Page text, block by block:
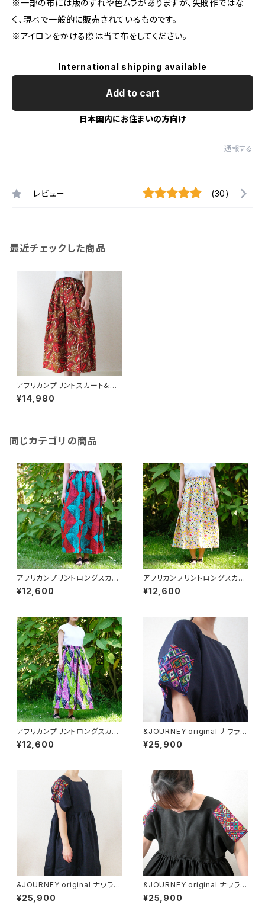
※一部の布には版のずれや色ムラがありますが、失敗作ではな
く、現地で一般的に販売されているものです。
※アイロンをかける際は当て布をしてください。
International shipping available
Add to cart
日本国内にお住まいの方向け
通報する
レビュー (30)
最近チェックした商品
アフリカンプリントスカート＆ヘ
アバンドセット/195a/ &JOURN
EY orginal
¥14,980
同じカテゴリの商品
アフリカンプリントロングスカー
ト/195b/ &JOURNEY orginal
¥12,600
アフリカンプリントロングスカー
ト/195d/ &JOURNEY orginal
¥12,600
アフリカンプリントロングスカー
ト/195c/ &JOURNEY orginal
¥12,600
&JOURNEY original ナワラ織
り袖のリネンワンピース/ Navy
/287a/ GUATEMALA グアテ
¥25,900
&JOURNEY original ナワラ織
り袖のリネンワンピース/ Navy
/287b/ GUATEMALA グアテ
¥25,900
&JOURNEY original ナワラ織
り袖のリネンワンピース/ black
/287a/ GUATEMALA グアテ
¥25,900